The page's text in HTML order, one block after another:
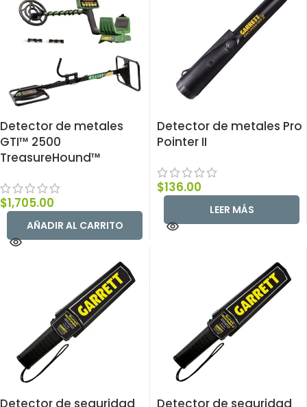
Detector de metales
GTI™ 2500
TreasureHound™
$1,705.00
AÑADIR AL CARRITO
Detector de metales Pro
Pointer II
$136.00
LEER MÁS
Detector de seguridad
Detector de seguridad